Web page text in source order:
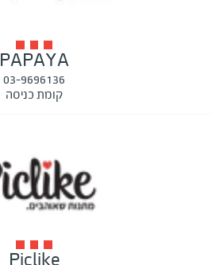
PAPAYA
03-9696136
קומת כניסה
Piclike